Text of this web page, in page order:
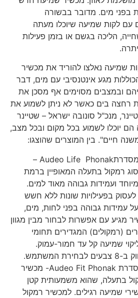
מים. מדובר בבשורה
לקות שמיעה שיוכלו מעתה
הליכה בגשם או בזמן פעילות
נאלצו להוריד את מכשיר
מגע אינטנסיבי עם מים, דבר
ובמצבים מסוימים אף מסכן את
בים כאשר לא ניתן לשמוע את
מנכ"ל סונובה ישראל – שטיינר
יוכלו לשמוע בכל מקום ובכל מצב,
חיים". בין המוצרים שהוצגו:
מכשיר השמיעה מסדרתAudeo Life Phonak –
רמקול בתעלה המאופיין ברמת
ועמידות גבוהה מאוד למים.
בפעילויות שונות ללא חשש
עמידות גבוהה בפני לחות, מים,
מגיע עם אפשרות לבחור מבין מגוון
(רמקולים) המגדירים תחומי
שמיעה קל עד חמור-עמוק.
מכשיר שמיעה מסדרת Audeo Fit Phonak- מכשיר
בתעלה, שהוא משמעותית קטן
שמיעה רגילים. למכשיר רמקול